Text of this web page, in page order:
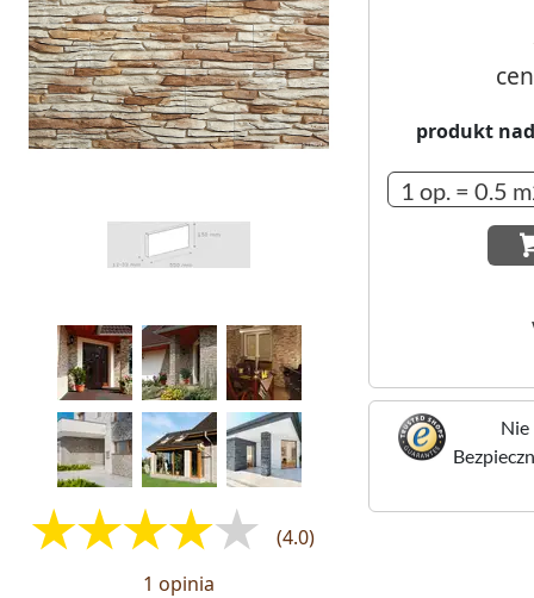
(4.0)
1 opinia
produkt
Nie